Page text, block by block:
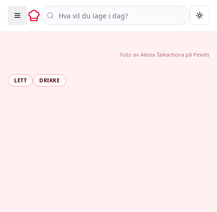
Søk i oppskrifter
LETT DRIKKE
Foto av Alesia Talkachova på Pexels